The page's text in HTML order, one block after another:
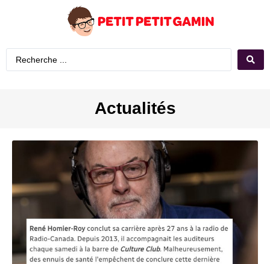
Actualités